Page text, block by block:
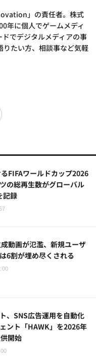
」の責任者。株式
年に個人でゲームメディ
でデジタルメディアの事
りたい方、相談事など気軽
FIFAワールドカップ2026
の総再生数がグローバル
記録
動画が氾濫、新規ユーザ
6割が埋め尽くされる
、SNS広告運用を自動化
ント「HAWK」を2026年
開始